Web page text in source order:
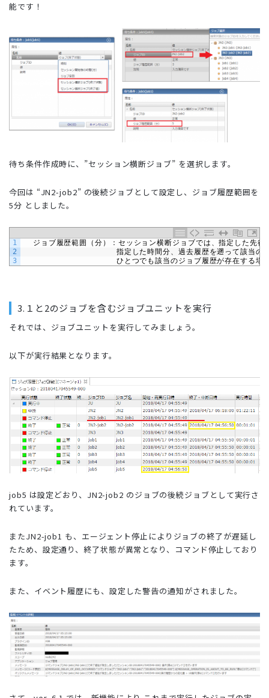
能です！
待ち条件作成時に、”セッション横断ジョブ” を選択します。
今回は “JN2-job2” の後続ジョブとして設定し、ジョブ履歴範囲を
5分 としました。
1
2
3
ジョブ履歴範囲（分）：セッション横断ジョブでは、指定した先
指定した時間分、過去履歴を遡って該当のジョブ
ひとつでも該当のジョブ履歴が存在する場合は条件を
3.１と2のジョブを含むジョブユニットを実行
それでは、ジョブユニットを実行してみましょう。
以下が実行結果となります。
job5 は設定どおり、JN2-job2 のジョブの後続ジョブとして実行さ
れています。
またJN2-job1 も、エージェント停止によりジョブの終了が遅延し
たため、設定通り、終了状態が異常となり、コマンド停止しており
ます。
また、イベント履歴にも、設定した警告の通知がされました。